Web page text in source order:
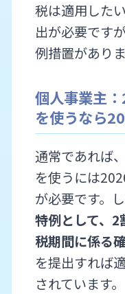
税は適用した
出が必要です
例措置がありま
個人事業主
を使うなら
通常であれば
を使うには
が必要です。
特例として、
税期間に係る
を提出すれば
されています。